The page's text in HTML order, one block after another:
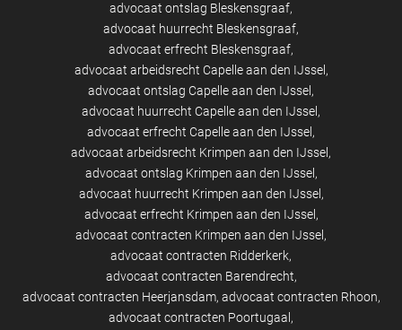
advocaat ontslag Bleskensgraaf
advocaat huurrecht Bleskensgraaf
advocaat erfrecht Bleskensgraaf
advocaat arbeidsrecht Capelle aan den IJssel
advocaat ontslag Capelle aan den IJssel
advocaat huurrecht Capelle aan den IJssel
advocaat erfrecht Capelle aan den IJssel
advocaat arbeidsrecht Krimpen aan den IJssel
advocaat ontslag Krimpen aan den IJssel
advocaat huurrecht Krimpen aan den IJssel
advocaat erfrecht Krimpen aan den IJssel
advocaat contracten Krimpen aan den IJssel
advocaat contracten Ridderkerk
advocaat contracten Barendrecht
advocaat contracten Heerjansdam advocaat contracten Rhoon
advocaat contracten Poortugaal